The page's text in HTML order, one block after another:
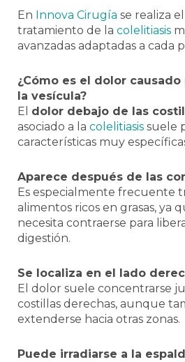
En Innova Cirugía se realiza
tratamiento de la colelitiasis
avanzadas adaptadas a cada
¿Cómo es el dolor
la vesícula?
El dolor debajo de las
asociado a la colelitiasis suele
características muy
Aparece después de las
Es especialmente frecuente
alimentos ricos en grasas, ya
necesita contraerse para
digestión.
Se localiza en el lado
El dolor suele concentrarse
costillas derechas, aunque
extenderse hacia otras zonas.
Puede irradiarse a la